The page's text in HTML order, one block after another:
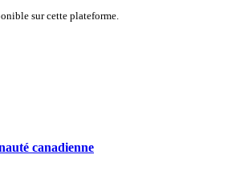
sur cette plateforme.
canadienne